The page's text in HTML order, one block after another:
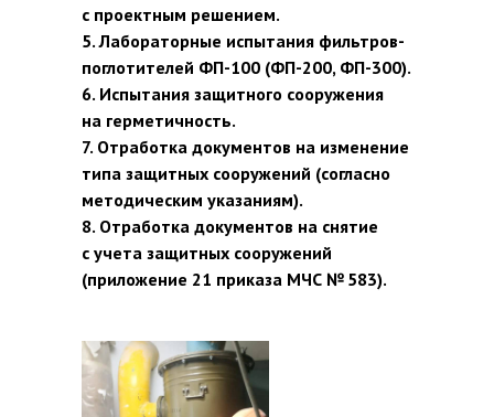
с проектным решением.
5. Лабораторные испытания фильтров-
поглотителей ФП-100 (ФП-200, ФП-300).
6. Испытания защитного сооружения
на герметичность.
7. Отработка документов на изменение
типа защитных сооружений (согласно
методическим указаниям).
8. Отработка документов на снятие
с учета защитных сооружений
(приложение 21 приказа МЧС № 583).